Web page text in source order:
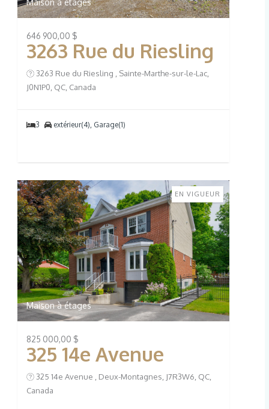
Maison à étages
646 900,00 $
3263 Rue du Riesling
3263 Rue du Riesling , Sainte-Marthe-sur-le-Lac,
J0N1P0, QC, Canada
3 extérieur(4), Garage(1)
Maison à étages
EN VIGUEUR
825 000,00 $
325 14e Avenue
325 14e Avenue , Deux-Montagnes, J7R3W6, QC,
Canada